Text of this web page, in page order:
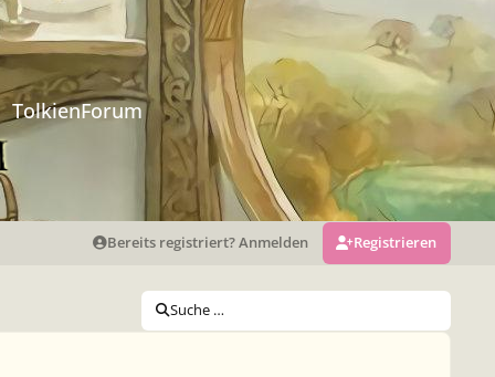
TolkienForum
Bereits registriert? Anmelden Registrieren
Suche …